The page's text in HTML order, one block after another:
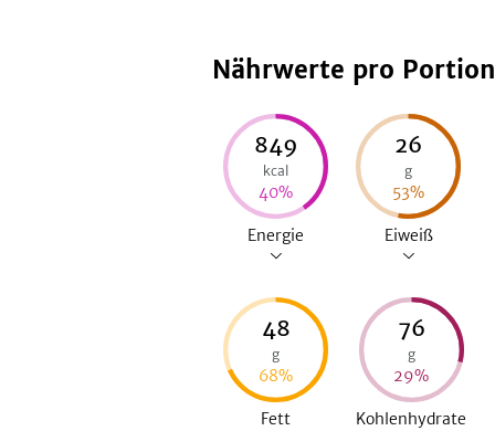
Nährwerte pro Portion
849
kcal
40%
Energie
26
g
53%
Eiweiß
48
g
68%
Fett
76
g
29%
Kohlenhydrate